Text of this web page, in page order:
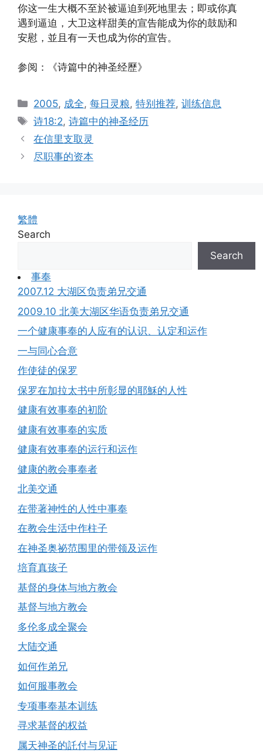
你这一生大概不至於被逼迫到死地里去；即或你真
遇到逼迫，大卫这样甜美的宣告能成为你的鼓励和
安慰，並且有一天也成为你的宣告。
参阅：《诗篇中的神圣经歷》
Categories
2005, 成全,每日灵粮,特别推荐,训练信息
Tags
诗18:2,诗篇中的神圣经历
在信里支取灵
尽职事的资本
繁體
Search
Search
事奉
2007.12 大湖区负责弟兄交通
2009.10 北美大湖区华语负责弟兄交通
一个健康事奉的人应有的认识、认定和运作
一与同心合意
作使徒的保罗
保罗在加拉太书中所彰显的耶穌的人性
健康有效事奉的初阶
健康有效事奉的实质
健康有效事奉的运行和运作
健康的教会事奉者
北美交通
在带著神性的人性中事奉
在教会生活中作柱子
在神圣奥祕范围里的带领及运作
培育真孩子
基督的身体与地方教会
基督与地方教会
多伦多成全聚会
大陆交通
如何作弟兄
如何服事教会
专项事奉基本训练
寻求基督的权益
属天神圣的託付与见证